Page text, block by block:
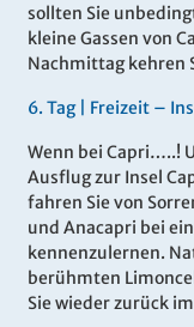
sollten Sie
kleine Gassen von
Nachmittag kehren
6. Tag | Freizeit –
Wenn bei Capri…..!
Ausflug zur Insel
fahren Sie von
und Anacapri bei
kennenzulernen.
berühmten
Sie wieder zurück